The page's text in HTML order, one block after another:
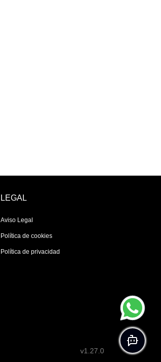
LEGAL
Aviso Legal
Política de cookies
Política de privacidad
v1.27.0